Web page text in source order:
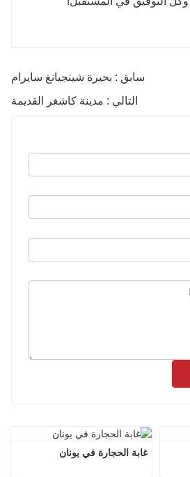
سابق : بحيرة شينجيانغ سايرام
التالي : مدينة كاشغر القديمة
غابة الحجارة في يونان